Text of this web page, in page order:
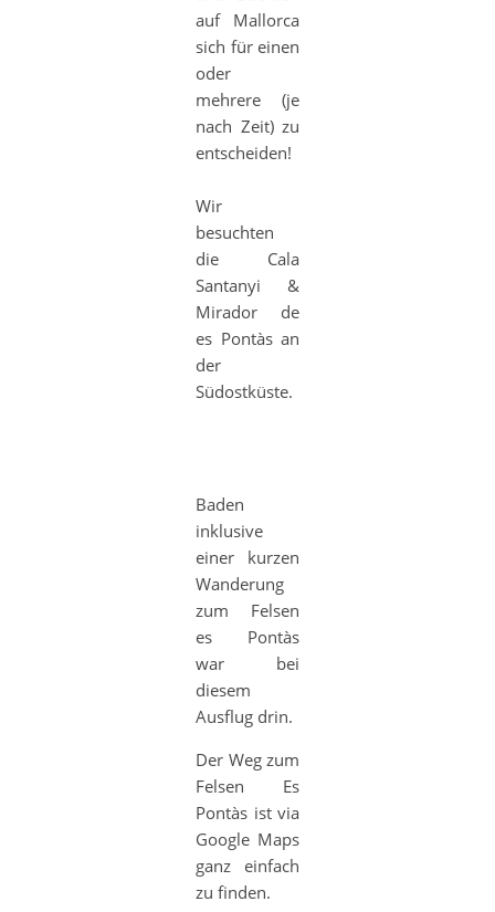
auf Mallorca
sich für einen
oder
mehrere (je
nach Zeit) zu
entscheiden!
Wir
besuchten
die Cala
Santanyi &
Mirador de
es Pontàs an
der
Südostküste.
Baden
inklusive
einer kurzen
Wanderung
zum Felsen
es Pontàs
war bei
diesem
Ausflug drin.
Der Weg zum
Felsen Es
Pontàs ist via
Google Maps
ganz einfach
zu finden.